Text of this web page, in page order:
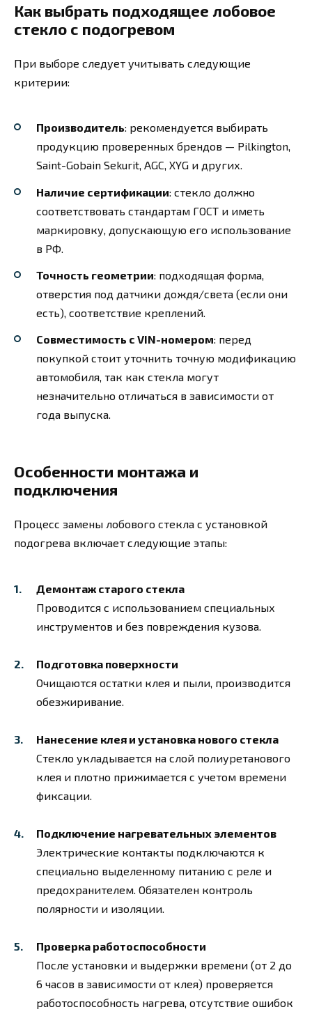
Как выбрать подходящее лобовое
стекло с подогревом
При выборе следует учитывать следующие
критерии:
Производитель: рекомендуется выбирать
продукцию проверенных брендов — Pilkington,
Saint-Gobain Sekurit, AGC, XYG и других.
Наличие сертификации: стекло должно
соответствовать стандартам ГОСТ и иметь
маркировку, допускающую его использование
в РФ.
Точность геометрии: подходящая форма,
отверстия под датчики дождя/света (если они
есть), соответствие креплений.
Совместимость с VIN-номером: перед
покупкой стоит уточнить точную модификацию
автомобиля, так как стекла могут
незначительно отличаться в зависимости от
года выпуска.
Особенности монтажа и
подключения
Процесс замены лобового стекла с установкой
подогрева включает следующие этапы:
Демонтаж старого стекла
Проводится с использованием специальных
инструментов и без повреждения кузова.
Подготовка поверхности
Очищаются остатки клея и пыли, производится
обезжиривание.
Нанесение клея и установка нового стекла
Стекло укладывается на слой полиуретанового
клея и плотно прижимается с учетом времени
фиксации.
Подключение нагревательных элементов
Электрические контакты подключаются к
специально выделенному питанию с реле и
предохранителем. Обязателен контроль
полярности и изоляции.
Проверка работоспособности
После установки и выдержки времени (от 2 до
6 часов в зависимости от клея) проверяется
работоспособность нагрева, отсутствие ошибок